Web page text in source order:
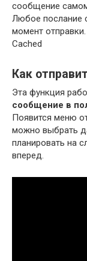
сообщение
Любое послание
момент отправки.
Cached
Как
Эта функция
сообщение в
Появится меню
можно выбрать
планировать на
вперед.